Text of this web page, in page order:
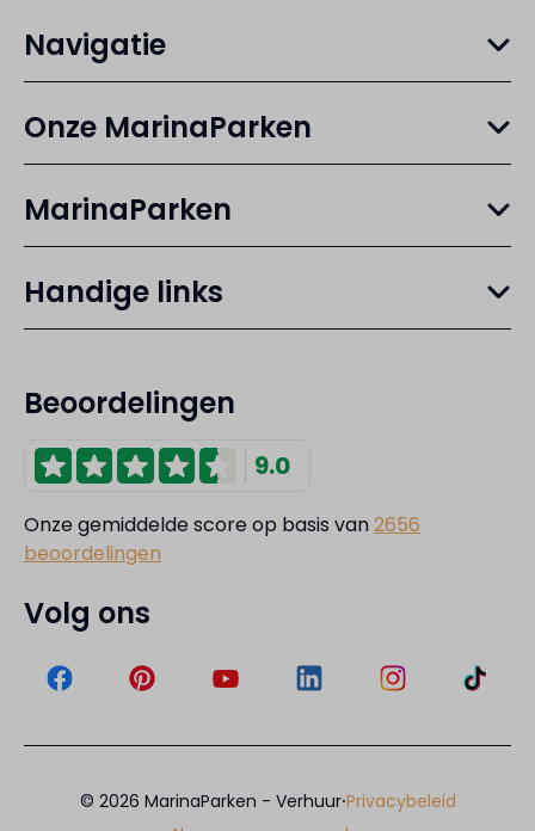
Navigatie
Onze MarinaParken
MarinaParken
Handige links
Beoordelingen
9.0
Onze gemiddelde score op basis van2656
beoordelingen
Volg ons
© 2026 MarinaParken - Verhuur·Privacybeleid